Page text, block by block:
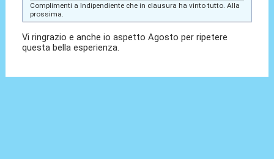
Complimenti a Indipendiente che in clausura ha vinto tutto. Alla
prossima.
Vi ringrazio e anche io aspetto Agosto per ripetere
questa bella esperienza.